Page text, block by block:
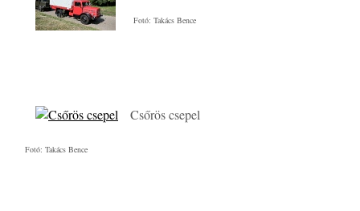
Fotó: Takács Bence
Csőrös csepel
Fotó: Takács Bence